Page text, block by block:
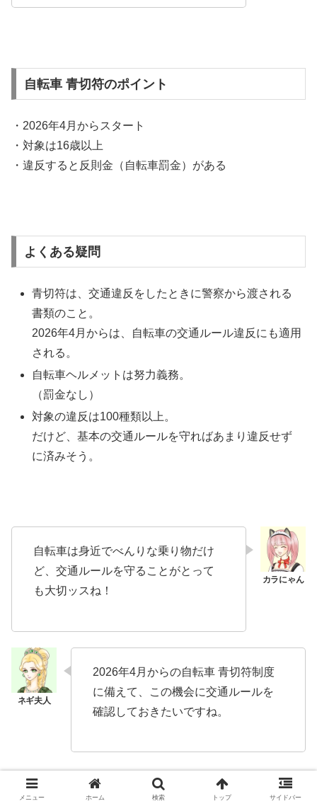
自転車 青切符のポイント
・2026年4月からスタート
・対象は16歳以上
・違反すると反則金（自転車罰金）がある
よくある疑問
青切符は、交通違反をしたときに警察から渡される
書類のこと。
2026年4月からは、自転車の交通ルール違反にも適用
される。
自転車ヘルメットは努力義務。
（罰金なし）
対象の違反は100種類以上。
だけど、基本の交通ルールを守ればあまり違反せず
に済みそう。
自転車は身近でべんりな乗り物だけ
ど、交通ルールを守ることがとって
も大切ッスね！
2026年4月からの自転車 青切符制度
に備えて、この機会に交通ルールを
確認しておきたいですね。
メニュー ホーム 検索 トップ サイドバー